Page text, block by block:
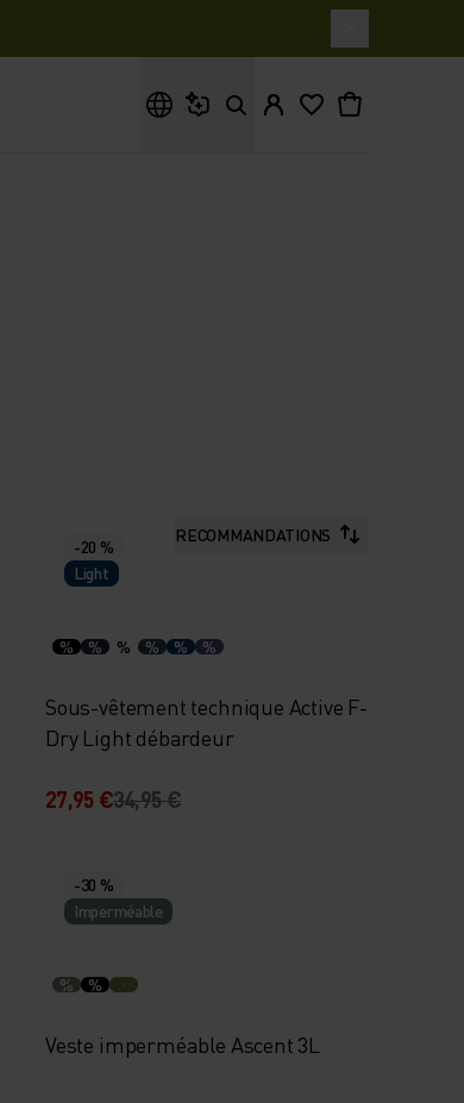
RECOMMANDATIONS
-20 %
Light
% % % % % %
Sous-vêtement technique Active F-
Dry Light débardeur
27,95 €34,95 €
-30 %
Imperméable
% %
Veste imperméable Ascent 3L